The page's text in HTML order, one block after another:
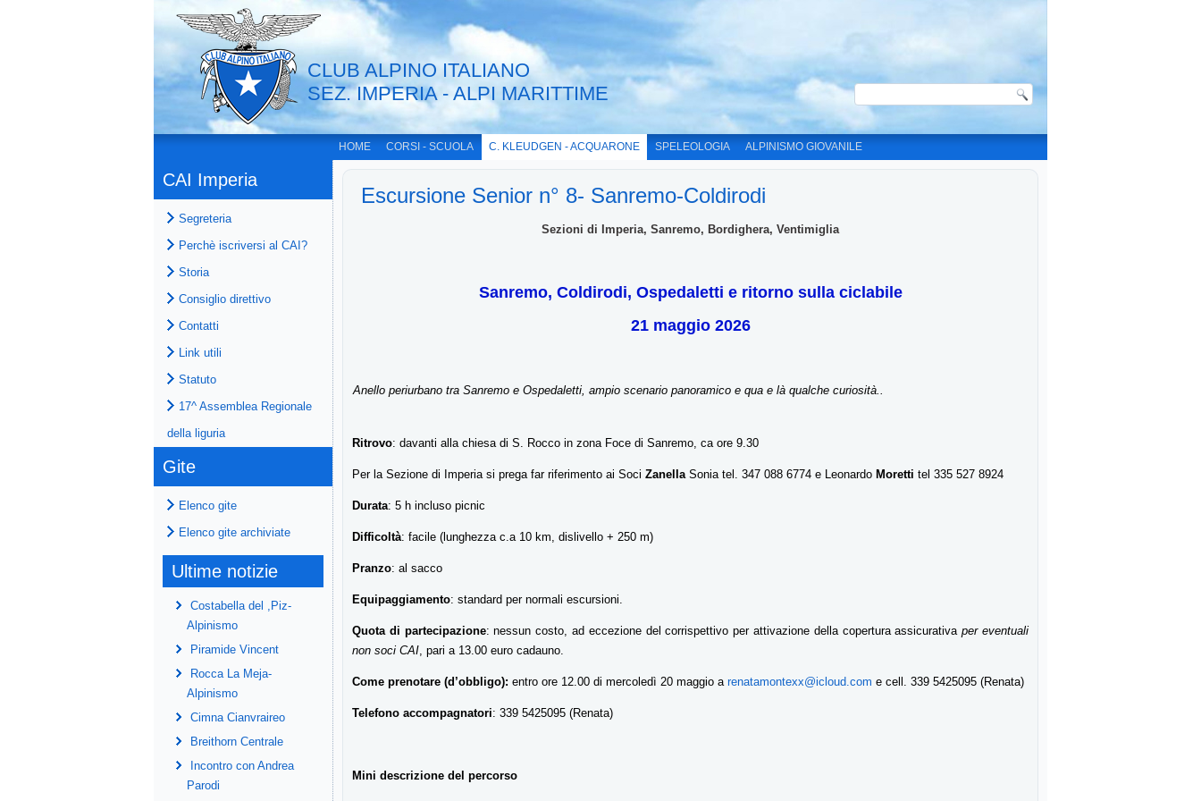
CLUB ALPINO ITALIANO
SEZ. IMPERIA - ALPI MARITTIME
HOME CORSI - SCUOLA C. KLEUDGEN - ACQUARONE SPELEOLOGIA ALPINISMO GIOVANILE
CAI Imperia
Segreteria
Perchè iscriversi al CAI?
Storia
Consiglio direttivo
Contatti
Link utili
Statuto
17^ Assemblea Regionale
della liguria
Gite
Elenco gite
Elenco gite archiviate
Ultime notizie
Costabella del ,Piz-
Alpinismo
Piramide Vincent
Rocca La Meja-
Alpinismo
Cimna Cianvraireo
Breithorn Centrale
Incontro con Andrea
Parodi
Escursione Senior n° 8- Sanremo-Coldirodi
Sezioni di Imperia, Sanremo, Bordighera, Ventimiglia
Sanremo, Coldirodi, Ospedaletti e ritorno sulla ciclabile
21 maggio 2026
Anello periurbano tra Sanremo e Ospedaletti, ampio scenario panoramico e qua e là qualche curiosità..
Ritrovo: davanti alla chiesa di S. Rocco in zona Foce di Sanremo, ca ore 9.30
Per la Sezione di Imperia si prega far riferimento ai Soci Zanella Sonia tel. 347 088 6774 e Leonardo Moretti tel 335 527 8924
Durata: 5 h incluso picnic
Difficoltà: facile (lunghezza c.a 10 km, dislivello + 250 m)
Pranzo: al sacco
Equipaggiamento: standard per normali escursioni.
Quota di partecipazione: nessun costo, ad eccezione del corrispettivo per attivazione della copertura assicurativaper eventuali
non soci CAI , pari a 13.00 euro cadauno.
Come prenotare (d’obbligo): entro ore 12.00 di mercoledì 20 maggio a renatamontexx@icloud.com e cell. 339 5425095 (Renata)
Telefono accompagnatori: 339 5425095 (Renata)
Mini descrizione del percorso